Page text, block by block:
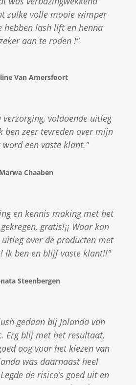
zulke volle mooie wimper
hebben lash lift en henna
aan te raden !"
Van Amersfoort
voldoende uitleg
ben zeer tevreden over mijn
word een vaste klant."
Marwa Chaaben
en kennis making met het
gratis!¡¡ Waar kan
uitleg over de producten met
Ik ben en blijf vaste klant!!"
Steenbergen
gedaan bij Jolanda van
Erg blij met het resultaat,
oog voor het kiezen van
was daarnaast heel
de risico’s goed uit en